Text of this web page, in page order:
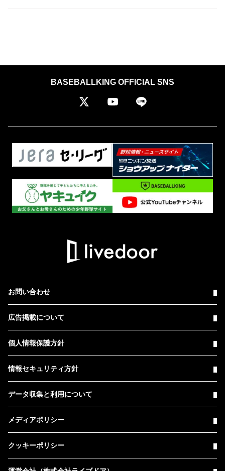
BASEBALLKING OFFICIAL SNS
お問い合わせ
広告掲載について
個人情報保護方針
情報セキュリティ方針
データ収集と利用について
メディアポリシー
クッキーポリシー